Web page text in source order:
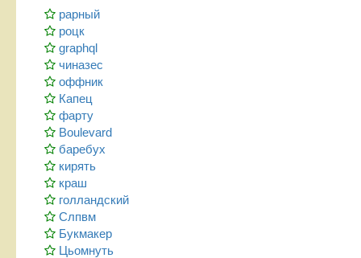
рарный
роцк
graphql
чиназес
оффник
Капец
фарту
Boulevard
баребух
кирять
краш
голландский
Слпвм
Букмакер
Цьомнуть